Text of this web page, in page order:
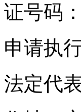
证号码
申请执
法定代